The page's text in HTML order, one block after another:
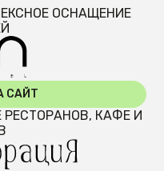
ОСНАЩЕНИЕ
САЙТ
КАФЕ И